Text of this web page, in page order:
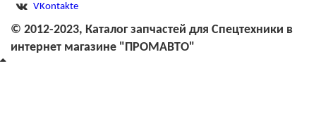
VKontakte
© 2012-2023, Каталог запчастей для Спецтехники в
интернет магазине "ПРОМАВТО"